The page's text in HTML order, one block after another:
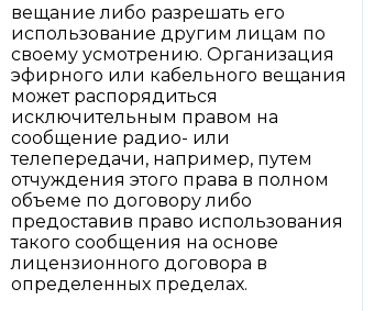
вещание либо разрешать его
использование другим лицам по
своему усмотрению. Организация
эфирного или кабельного вещания
может распорядиться
исключительным правом на
сообщение радио- или
телепередачи, например, путем
отчуждения этого права в полном
объеме по договору либо
предоставив право использования
такого сообщения на основе
лицензионного договора в
определенных пределах.